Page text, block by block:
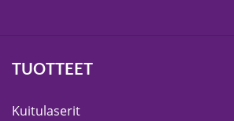
TUOTTEET
Kuitulaserit